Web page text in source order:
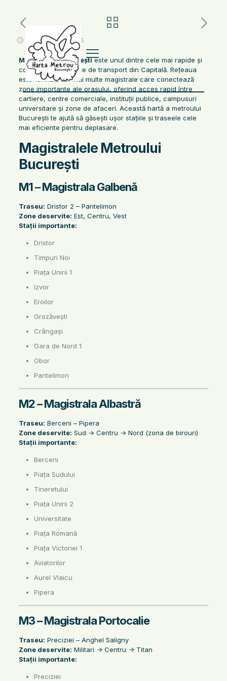
noiembrie 11, 2025
Metroul din Bucureștieste unul dintre cele mai rapide și
convenabile mijloace de transport din Capitală. Rețeaua
este formată din mai multe magistrale care conectează
zone importante ale orașului, oferind acces rapid între
cartiere, centre comerciale, instituții publice, campusuri
universitare și zone de afaceri. Această hartă a metroului
București te ajută să găsești ușor stațiile și traseele cele
mai eficiente pentru deplasare.
Magistralele Metroului
București
M1 – Magistrala Galbenă
Traseu: Dristor 2 – Pantelimon
Zone deservite: Est, Centru, Vest
Stații importante:
Dristor
Timpuri Noi
Piața Unirii 1
Izvor
Eroilor
Grozăvești
Crângași
Gara de Nord 1
Obor
Pantelimon
M2 – Magistrala Albastră
Traseu: Berceni – Pipera
Zone deservite: Sud → Centru → Nord (zona de birouri)
Stații importante:
Berceni
Piața Sudului
Tineretului
Piața Unirii 2
Universitate
Piața Romană
Piața Victoriei 1
Aviatorilor
Aurel Vlaicu
Pipera
M3 – Magistrala Portocalie
Traseu: Preciziei – Anghel Saligny
Zone deservite: Militari -> Centru -> Titan
Stații importante:
Preciziei